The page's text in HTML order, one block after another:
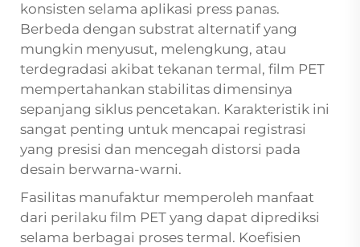
konsisten selama aplikasi press panas.
Berbeda dengan substrat alternatif yang
mungkin menyusut, melengkung, atau
terdegradasi akibat tekanan termal, film PET
mempertahankan stabilitas dimensinya
sepanjang siklus pencetakan. Karakteristik ini
sangat penting untuk mencapai registrasi
yang presisi dan mencegah distorsi pada
desain berwarna-warni.
Fasilitas manufaktur memperoleh manfaat
dari perilaku film PET yang dapat diprediksi
selama berbagai proses termal. Koefisien